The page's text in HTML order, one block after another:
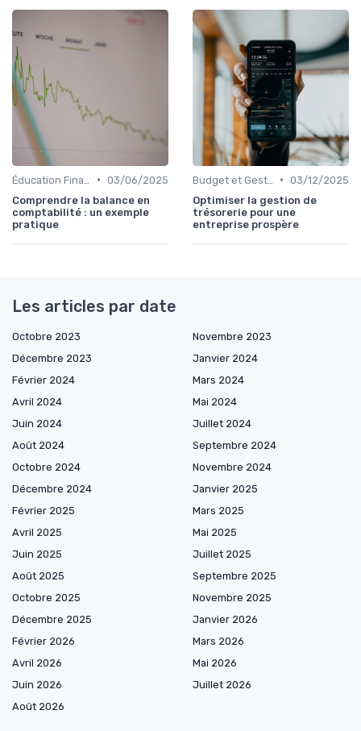
• 03/06/2025
Comprendre la balance en
comptabilité : un exemple
pratique
• 03/12/2025
Optimiser la gestion de
trésorerie pour une
entreprise prospère
Les articles par date
Octobre 2023
Novembre 2023
Décembre 2023
Janvier 2024
Février 2024
Mars 2024
Avril 2024
Mai 2024
Juin 2024
Juillet 2024
Août 2024
Septembre 2024
Octobre 2024
Novembre 2024
Décembre 2024
Janvier 2025
Février 2025
Mars 2025
Avril 2025
Mai 2025
Juin 2025
Juillet 2025
Août 2025
Septembre 2025
Octobre 2025
Novembre 2025
Décembre 2025
Janvier 2026
Février 2026
Mars 2026
Avril 2026
Mai 2026
Juin 2026
Juillet 2026
Août 2026